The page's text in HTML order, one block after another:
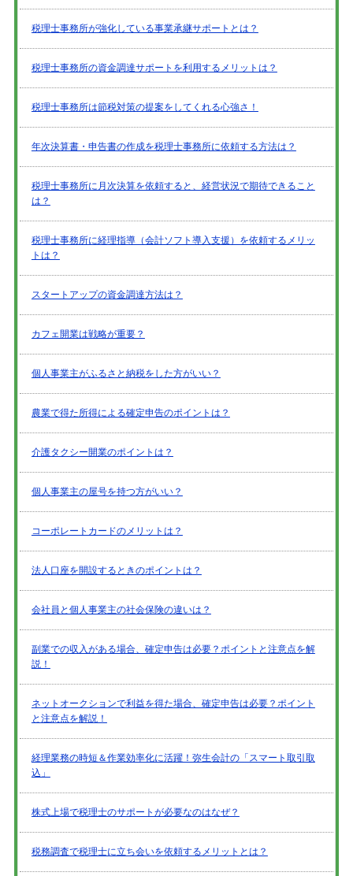
税理士事務所が強化している事業承継サポートとは？
税理士事務所の資金調達サポートを利用するメリットは？
税理士事務所は節税対策の提案をしてくれる心強さ！
年次決算書・申告書の作成を税理士事務所に依頼する方法は？
税理士事務所に月次決算を依頼すると、経営状況で期待できること
は？
税理士事務所に経理指導（会計ソフト導入支援）を依頼するメリッ
トは？
スタートアップの資金調達方法は？
カフェ開業は戦略が重要？
個人事業主がふるさと納税をした方がいい？
農業で得た所得による確定申告のポイントは？
介護タクシー開業のポイントは？
個人事業主の屋号を持つ方がいい？
コーポレートカードのメリットは？
法人口座を開設するときのポイントは？
会社員と個人事業主の社会保険の違いは？
副業での収入がある場合、確定申告は必要？ポイントと注意点を解
説！
ネットオークションで利益を得た場合、確定申告は必要？ポイント
と注意点を解説！
経理業務の時短＆作業効率化に活躍！弥生会計の「スマート取引取
込」
株式上場で税理士のサポートが必要なのはなぜ？
税務調査で税理士に立ち会いを依頼するメリットとは？